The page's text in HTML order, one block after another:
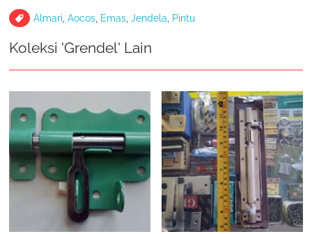
Almari,Aocos, Emas,Jendela, Pintu
Koleksi 'Grendel' Lain